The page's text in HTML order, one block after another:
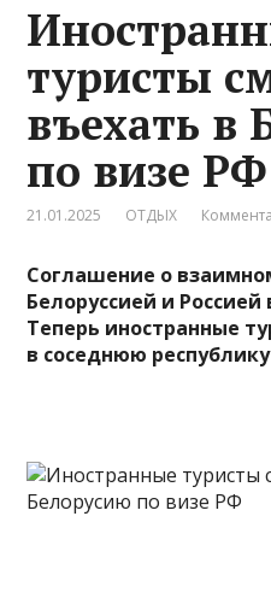
туристы
въехать в
по визе РФ
21.01.2025 ОТДЫХ
Соглашение о
Белоруссией и Россией
Теперь иностранные
в соседнюю